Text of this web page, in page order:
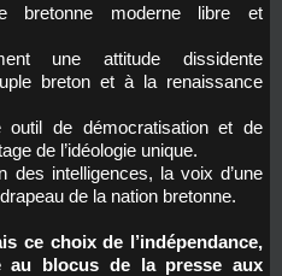
bretonne moderne libre et
une attitude dissidente
breton et à la renaissance
de démocratisation et de
de l’idéologie unique.
des intelligences, la voix d’une
de la nation bretonne.
ce choix de l’indépendance,
au blocus de la presse aux